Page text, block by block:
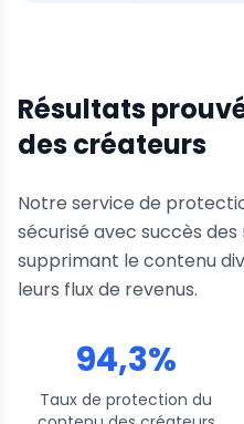
Résultats
des créateurs
Notre service de
sécurisé avec succès
supprimant le contenu
leurs flux de revenus.
94,3%
Taux de protection du